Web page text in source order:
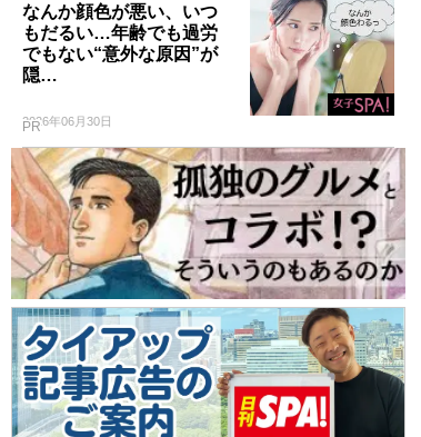
なんか顔色が悪い、いつ
もだるい…年齢でも過労
でもない“意外な原因”が
隠…
2026年06月30日
PR